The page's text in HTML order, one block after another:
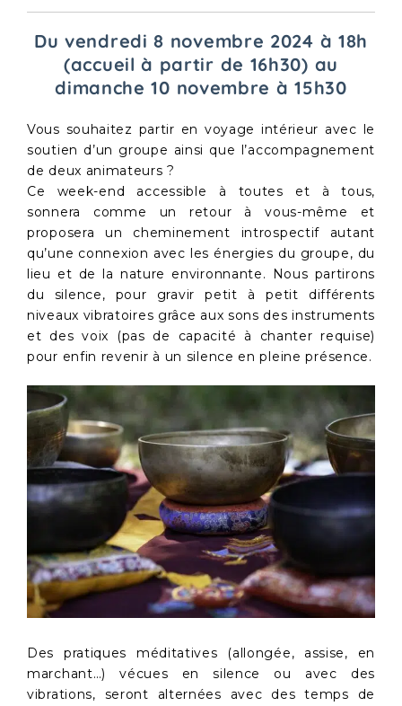
Du vendredi 8 novembre 2024 à 18h
(accueil à partir de 16h30) au
dimanche 10 novembre à 15h30
Vous souhaitez partir en voyage intérieur avec le
soutien d’un groupe ainsi que l’accompagnement
de deux animateurs ?
Ce week-end accessible à toutes et à tous,
sonnera comme un retour à vous-même et
proposera un cheminement introspectif autant
qu’une connexion avec les énergies du groupe, du
lieu et de la nature environnante. Nous partirons
du silence, pour gravir petit à petit différents
niveaux vibratoires grâce aux sons des instruments
et des voix (pas de capacité à chanter requise)
pour enfin revenir à un silence en pleine présence.
Des pratiques méditatives (allongée, assise, en
marchant…) vécues en silence ou avec des
vibrations, seront alternées avec des temps de